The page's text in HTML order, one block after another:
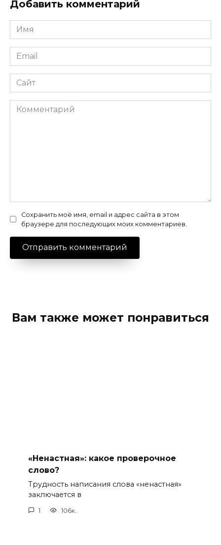
Добавить комментарий
Имя
*
Email
*
Сайт
Комментарий
Сохранить моё имя, email и адрес сайта в этом
браузере для последующих моих комментариев.
Вам также может понравиться
«Ненастная»: какое проверочное
слово?
Трудность написания слова «ненастная»
заключается в
1 106к.